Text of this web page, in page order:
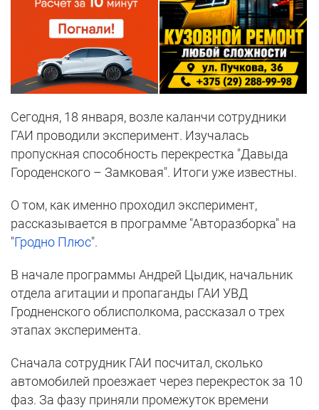
Сегодня, 18 января, возле каланчи сотрудники
ГАИ проводили эксперимент. Изучалась
пропускная способность перекрестка "Давыда
Городенского – Замковая". Итоги уже известны.
О том, как именно проходил эксперимент,
рассказывается в программе "Авторазборка" на
"Гродно Плюс".
В начале программы Андрей Цыдик, начальник
отдела агитации и пропаганды ГАИ УВД
Гродненского облисполкома, рассказал о трех
этапах эксперимента.
Сначала сотрудник ГАИ посчитал, сколько
автомобилей проезжает через перекресток за 10
фаз. За фазу приняли промежуток времени